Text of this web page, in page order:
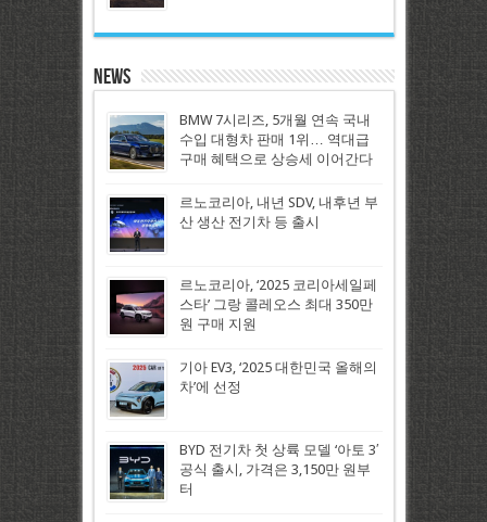
News
BMW 7시리즈, 5개월 연속 국내
수입 대형차 판매 1위… 역대급
구매 혜택으로 상승세 이어간다
르노코리아, 내년 SDV, 내후년 부
산 생산 전기차 등 출시
르노코리아, ‘2025 코리아세일페
스타’ 그랑 콜레오스 최대 350만
원 구매 지원
기아 EV3, ‘2025 대한민국 올해의
차’에 선정
BYD 전기차 첫 상륙 모델 ‘아토 3′
공식 출시, 가격은 3,150만 원부
터